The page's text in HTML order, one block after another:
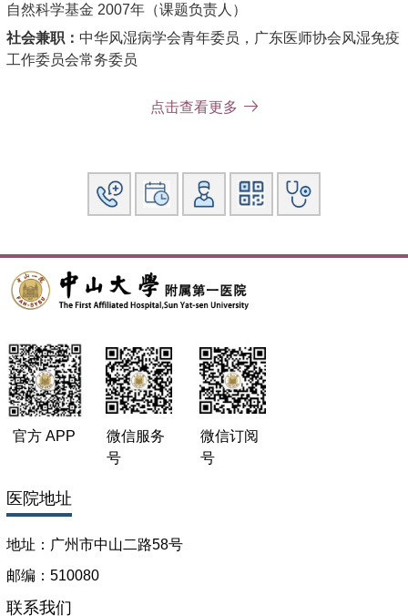
自然科学基金 2007年（课题负责人）
社会兼职： 中华风湿病学会青年委员，广东医师协会风湿免疫
工作委员会常务委员
华医学科技二等奖一项、广东省科技进步二等奖一项。
production of proinflammatory cytokines via inhibition of NF-
κB and PI3 kinase/Akt signal pathway in human rheumatoid
L，et al. RhoA –mediatesd TNF-α-induced Activation of
Nuclear FactorκB in Rheumatoid Synoviocytes : Inhibitory
Effect of Simvastatin. Arthritis Rheum, 2006, 54:3441-3451
simvastatin mitigates VEGF-induced "inside-out" signaling to
extracellular matrix by preventing RhoA activation. Am J
Physiol Renal Physiol. 2006,291:F995-1004 4． 许韩师，杨
岫岩，梁柳琴, 等. RhoA/ROK信号通路对LPS诱导的人外周血
单核细胞分泌细胞因子的调控作用. 中华微生物学和免疫学杂
志 2006,26:224-2275． 许韩师，杨岫岩，梁柳琴, 等. 慢性
GvHD狼疮样小鼠肾组织CSF-1表达及泼尼松的调控作用. 中
华风湿病学杂志 2003,7:402-4066． 许韩师，杨岫岩，梁柳
白表达及泼尼松的调控作用.中国病理生理杂志 2003, 19：
1305-13107． 叶玉津，许韩师 （通讯作者）， 梁柳琴，
等.IFN-γ对SLE患者外周血PBMC Blys基因表达的调控. 中华
点击查看更多
官方 APP
微信服务
号
微信订阅
号
医院地址
地址：广州市中山二路58号
邮编：510080
联系我们